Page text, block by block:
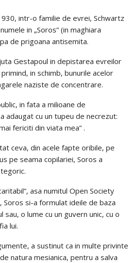
intr-o familie de evrei, Schwartz
in „Soros” (in maghiara
de prigoana antisemita.
Gestapoul in depistarea evreilor
in schimb, bunurile acelor
naziste de concentrare.
in fata a milioane de
adaugat cu un tupeu de necrezut:
fericiti din viata mea” .
ceva, din acele fapte oribile, pe
pe seama copilariei, Soros a
asa numitul Open Society
Soros si-a formulat ideile de baza
sau, o lume cu un guvern unic, cu o
lui.
a sustinut ca in multe privinte
natura mesianica, pentru a salva